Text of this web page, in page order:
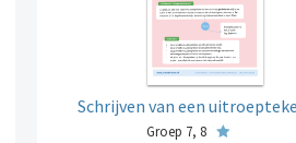
Schrijven van een
Groep 7, 8